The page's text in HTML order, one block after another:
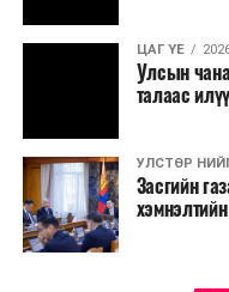
сургалтыг цахим
хаагчдыг зарим
хэмжээг
Төсвийн сахилга бат
байдал хэвийн
хязгаарлалтыг үе
ЦАГ ҮЕ
Улсын
талаас
УЛСТӨР
Засгийн